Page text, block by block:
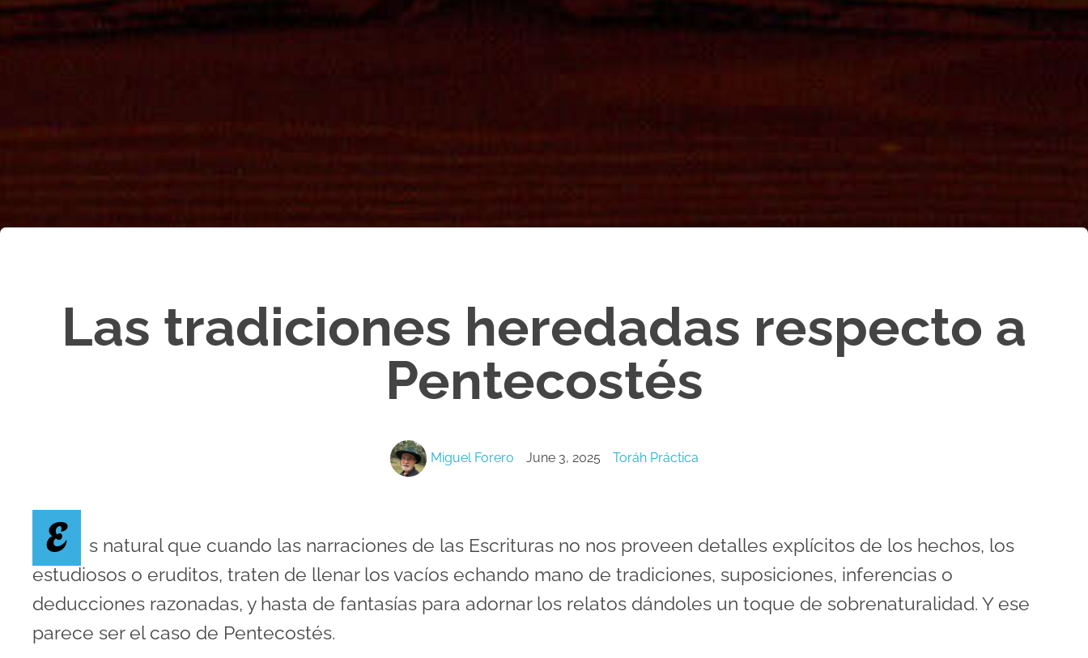
Las tradiciones heredadas respecto a
Pentecostés
Miguel Forero June 3, 2025 Toráh Práctica
E
s natural que cuando las narraciones de las Escrituras no nos proveen detalles explícitos de los hechos, los
estudiosos o eruditos, traten de llenar los vacíos echando mano de tradiciones, suposiciones, inferencias o
deducciones razonadas, y hasta de fantasías para adornar los relatos dándoles un toque de sobrenaturalidad. Y ese
parece ser el caso de Pentecostés.